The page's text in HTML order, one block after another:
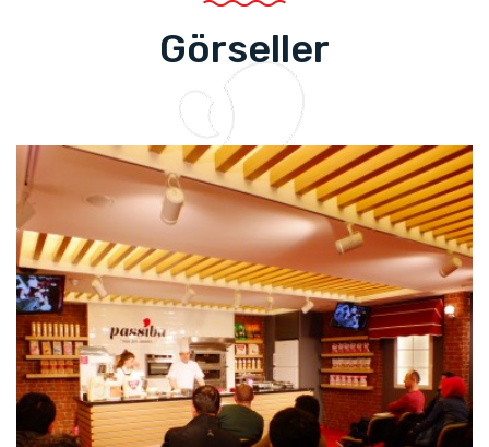
Görseller